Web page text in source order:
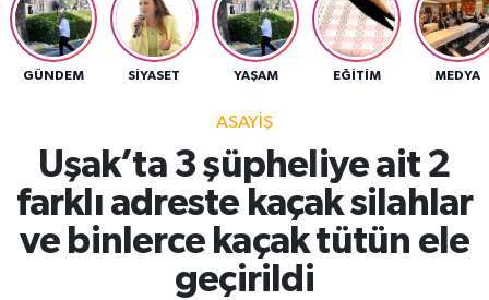
GÜNDEM SIYASET YAŞAM EĞITIM MEDYA
ASAYIŞ
Uşak’ta 3 şüpheliye ait 2
farklı adreste kaçak silahlar
ve binlerce kaçak tütün ele
geçirildi
Spor
Süper Lig Puan Durumu ve Fikstür
Son Dakika Haberleri
Haber Arşivi